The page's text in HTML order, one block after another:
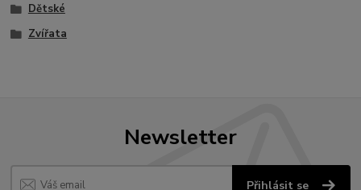
Dětské
Zvířata
Newsletter
Přihlásit se